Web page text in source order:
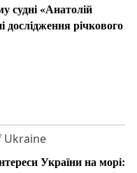
судні «Анатолій
річкового
Ukraine
України на морі: